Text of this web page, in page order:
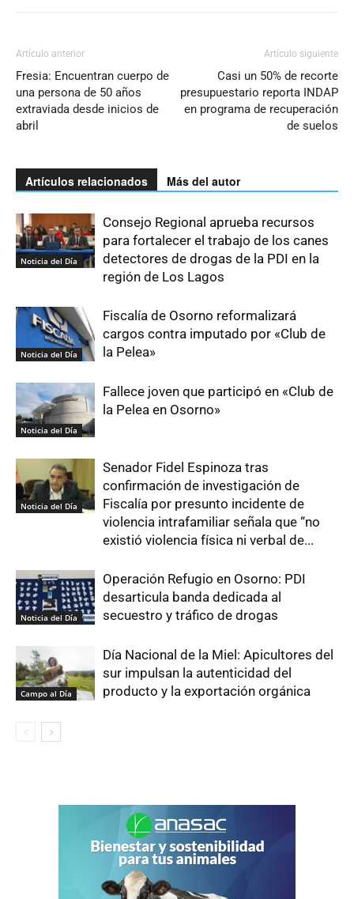
Artículo anterior
Fresia: Encuentran cuerpo de
una persona de 50 años
extraviada desde inicios de
abril
Artículo siguiente
Casi un 50% de recorte
presupuestario reporta INDAP
en programa de recuperación
de suelos
Artículos relacionados Más del autor
Noticia del Día
Consejo Regional aprueba recursos
para fortalecer el trabajo de los canes
detectores de drogas de la PDI en la
región de Los Lagos
Noticia del Día
Fiscalía de Osorno reformalizará
cargos contra imputado por «Club de
la Pelea»
Noticia del Día
Fallece joven que participó en «Club de
la Pelea en Osorno»
Noticia del Día
Senador Fidel Espinoza tras
confirmación de investigación de
Fiscalía por presunto incidente de
violencia intrafamiliar señala que “no
existió violencia física ni verbal de...
Noticia del Día
Operación Refugio en Osorno: PDI
desarticula banda dedicada al
secuestro y tráfico de drogas
Campo al Día
Día Nacional de la Miel: Apicultores del
sur impulsan la autenticidad del
producto y la exportación orgánica